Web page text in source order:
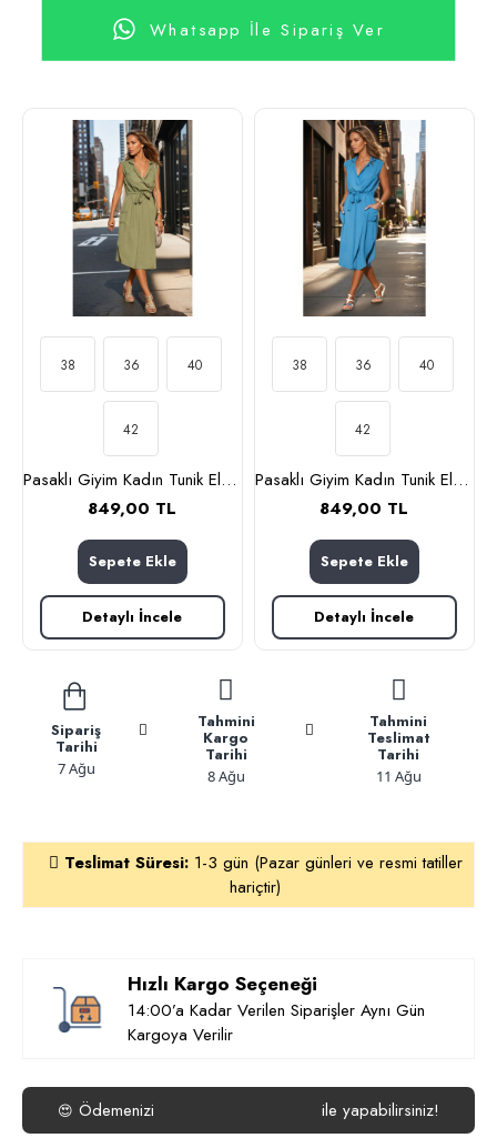
Whatsapp İle Sipariş Ver
38 36 40
42
Pasaklı Giyim Kadın Tunik Elbise 2881440 Haki
849,00 TL
Sepete Ekle
Detaylı İncele
38 36 40
42
Pasaklı Giyim Kadın Tunik Elbise 2881440 İndigo
849,00 TL
Sepete Ekle
Detaylı İncele
Sipariş
Tarihi
7 Ağu
Tahmini
Kargo
Tarihi
8 Ağu
Tahmini
Teslimat
Tarihi
11 Ağu
Teslimat Süresi:1-3 gün (Pazar günleri ve resmi tatiller
hariçtir)
Hızlı Kargo Seçeneği
14:00’a Kadar Verilen Siparişler Aynı Gün
Kargoya Verilir
😍Ödemenizi ile yapabilirsiniz!